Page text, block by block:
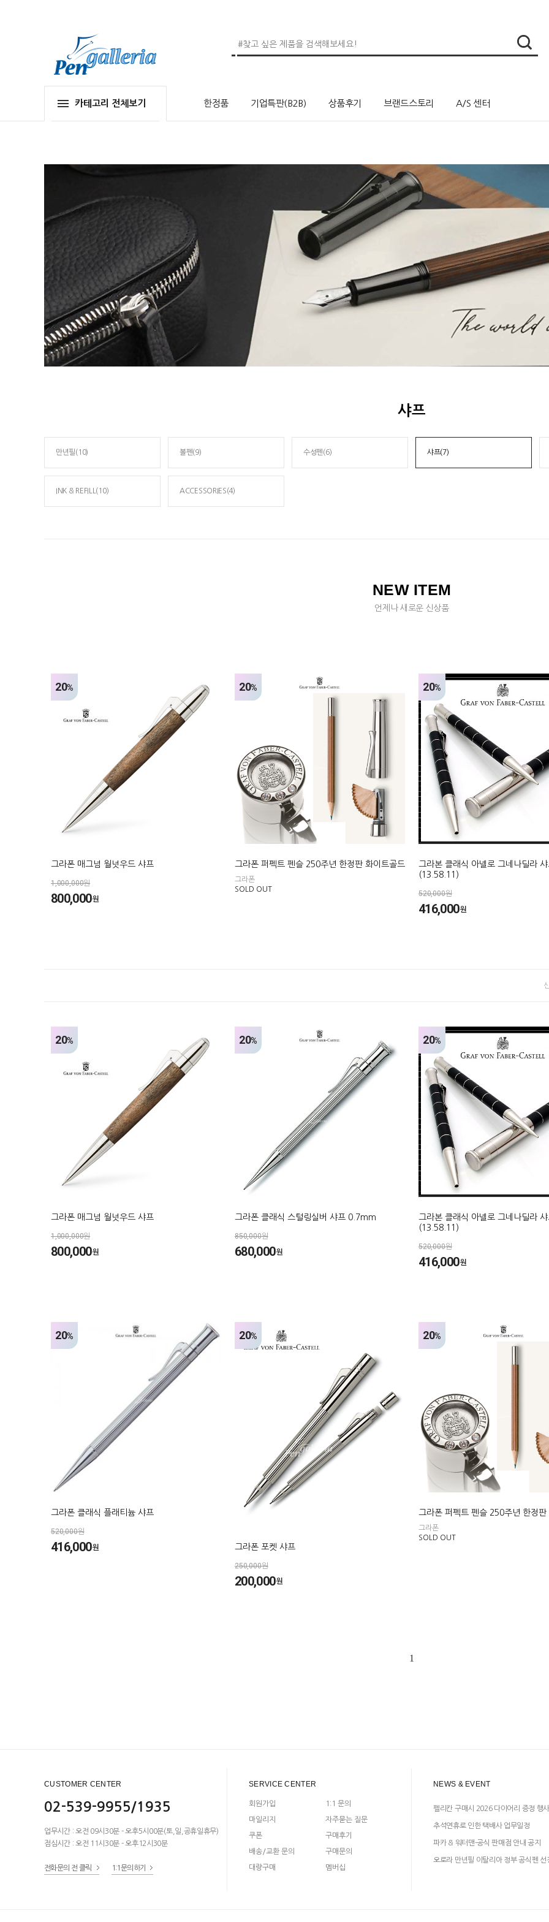
카테고리 전체보기 한정품 기업특판(B2B) 상품후기 브랜드스토리 A/S 센터
샤프
만년필(10) 볼펜(9) 수성펜(6) 샤프(7)
INK & REFILL(10) ACCESSORIES(4)
NEW ITEM
언제나 새로운 신상품
20%
그라폰 매그넘 월넛우드 샤프
1,000,000원
800,000원
20%
그라폰 퍼펙트 펜슬 250주년 한정판 화이트골드
그라폰
SOLD OUT
20%
그라본 클래식 아넬로 그네나딜라
(13.58.11)
520,000원
416,000원
20%
그라폰 매그넘 월넛우드 샤프
1,000,000원
800,000원
20%
그라폰 클래식 스털링실버 샤프 0.7mm
850,000원
680,000원
20%
그라본 클래식 아넬로 그네나딜라
(13.58.11)
520,000원
416,000원
20%
그라폰 클래식 플래티늄 샤프
520,000원
416,000원
20%
그라폰 포켓 샤프
250,000원
200,000원
20%
그라폰 퍼펙트 펜슬 250주년 한정판
그라폰
SOLD OUT
1
CUSTOMER CENTER
02-539-9955/1935
업무시간 : 오전 09시30분 - 오후5시00분(토,일,공휴일휴무)
점심시간 : 오전 11시30분 - 오후12시30분
전화문의 전 클릭 1:1문의하기
SERVICE CENTER
회원가입
마일리지
쿠폰
배송/교환 문의
대량구매
1:1 문의
자주묻는 질문
구매후기
구매문의
멤버십
NEWS & EVENT
펠리칸 구매시 2026 다이어리 증정 행
추석연휴로 인한 택배사 업무일정
파카 & 워터맨-공식 판매점 안내 공지
오로라 만년필 이탈리아 정부 공식펜 선